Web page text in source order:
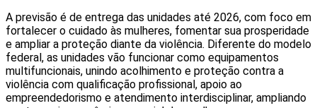
A previsão é de entrega das unidades até 2026, com foco em
fortalecer o cuidado às mulheres, fomentar sua prosperidade
e ampliar a proteção diante da violência. Diferente do modelo
federal, as unidades vão funcionar como equipamentos
multifuncionais, unindo acolhimento e proteção contra a
violência com qualificação profissional, apoio ao
empreendedorismo e atendimento interdisciplinar, ampliando